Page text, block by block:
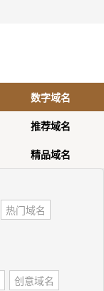
数字域名
推荐域名
精品域名
热门域名
创意域名